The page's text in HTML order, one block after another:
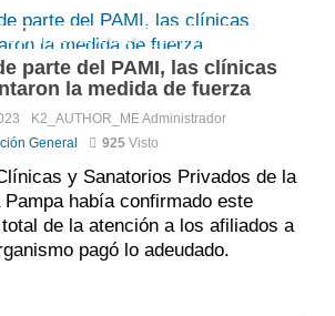
Comments: DISQUS_COMMENTS
parte del PAMI, las clínicas
la medida de fuerza
K2_AUTHOR_MEAdministrador
General 925 Visto
y Sanatorios Privados de la
había confirmado este
de la atención a los afiliados a
pagó lo adeudado.